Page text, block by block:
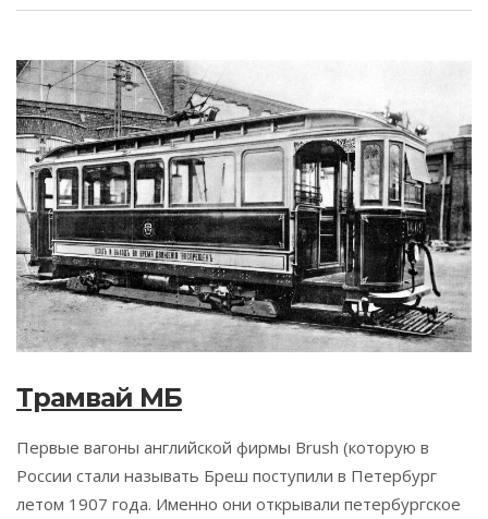
Трамвай МБ
Первые вагоны английской фирмы Brush (которую в
России стали называть Бреш поступили в Петербург
летом 1907 года. Именно они открывали петербургское